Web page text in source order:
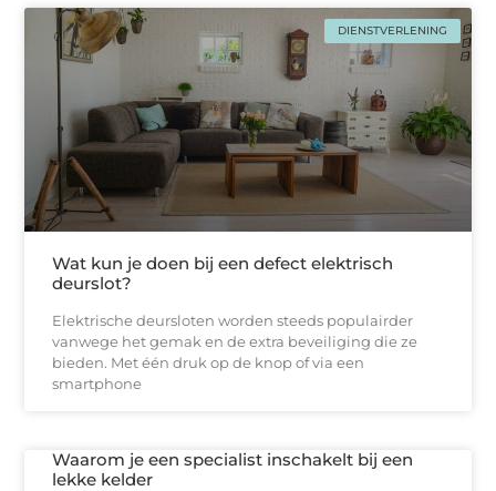
DIENSTVERLENING
Wat kun je doen bij een defect elektrisch
deurslot?
Elektrische deursloten worden steeds populairder
vanwege het gemak en de extra beveiliging die ze
bieden. Met één druk op de knop of via een
smartphone
Waarom je een specialist inschakelt bij een
lekke kelder